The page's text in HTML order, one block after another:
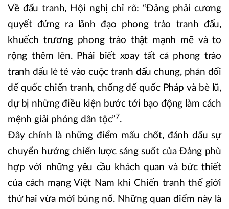
Về đấu tranh, Hội nghị chỉ rõ: “Đảng phải cương
quyết đứng ra lãnh đạo phong trào tranh đấu,
khuếch trương phong trào thật mạnh mẽ và to
rộng thêm lên. Phải biết xoay tất cả phong trào
tranh đấu lẻ tẻ vào cuộc tranh đấu chung, phản đối
đế quốc chiến tranh, chống đế quốc Pháp và bè lũ,
dự bị những điều kiện bước tới bạo động làm cách
mệnh giải phóng dân tộc”7.
Đây chính là những điểm mấu chốt, đánh dấu sự
chuyển hướng chiến lược sáng suốt của Đảng phù
hợp với những yêu cầu khách quan và bức thiết
của cách mạng Việt Nam khi Chiến tranh thế giới
thứ hai vừa mới bùng nổ. Những quan điểm này là